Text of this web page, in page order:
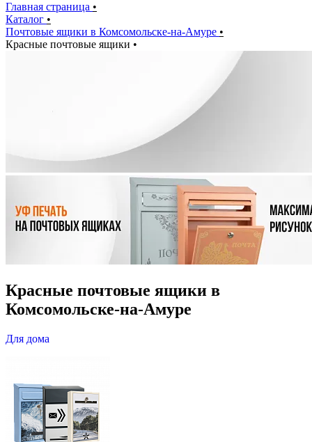
Главная страница •
Каталог •
Почтовые ящики в Комсомольске-на-Амуре •
Красные почтовые ящики •
Красные почтовые ящики в
Комсомольске-на-Амуре
Для дома